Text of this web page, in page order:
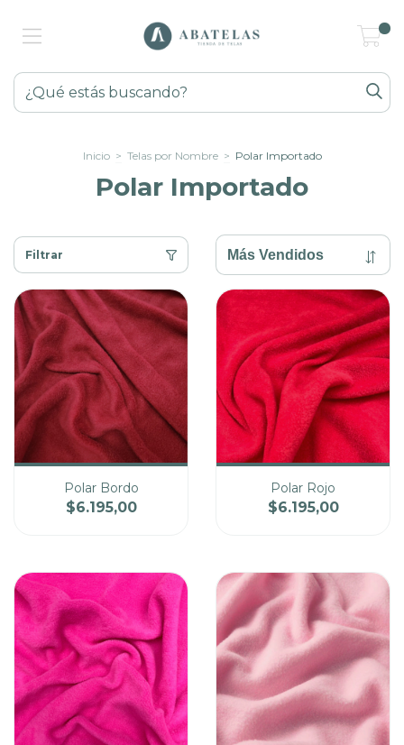
Inicio > Telas por Nombre > Polar Importado
Polar Importado
Filtrar
Cantidad
Polar Bordo
$6.195,00
Cantidad
Polar Rojo
$6.195,00